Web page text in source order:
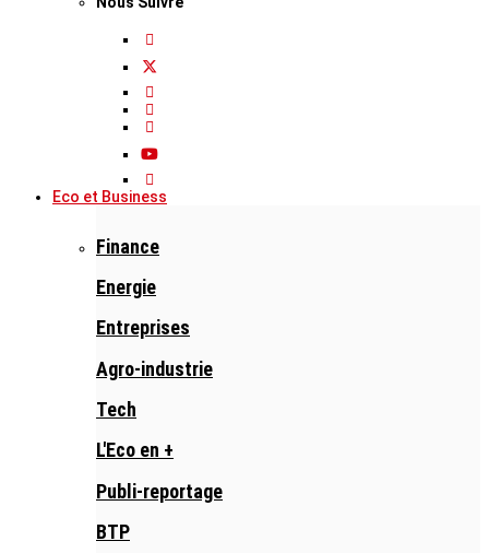
Eco et Business
Finance
Energie
Entreprises
Agro-industrie
Tech
L'Eco en +
Publi-reportage
BTP